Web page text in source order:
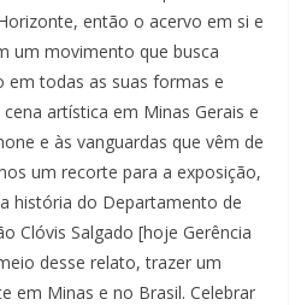
então o acervo em si e
um movimento que busca
em todas as suas formas e
artística em Minas Gerais e
e às vanguardas que vêm de
um recorte para a exposição,
história do Departamento de
Clóvis Salgado [hoje Gerência
desse relato, trazer um
em Minas e no Brasil. Celebrar